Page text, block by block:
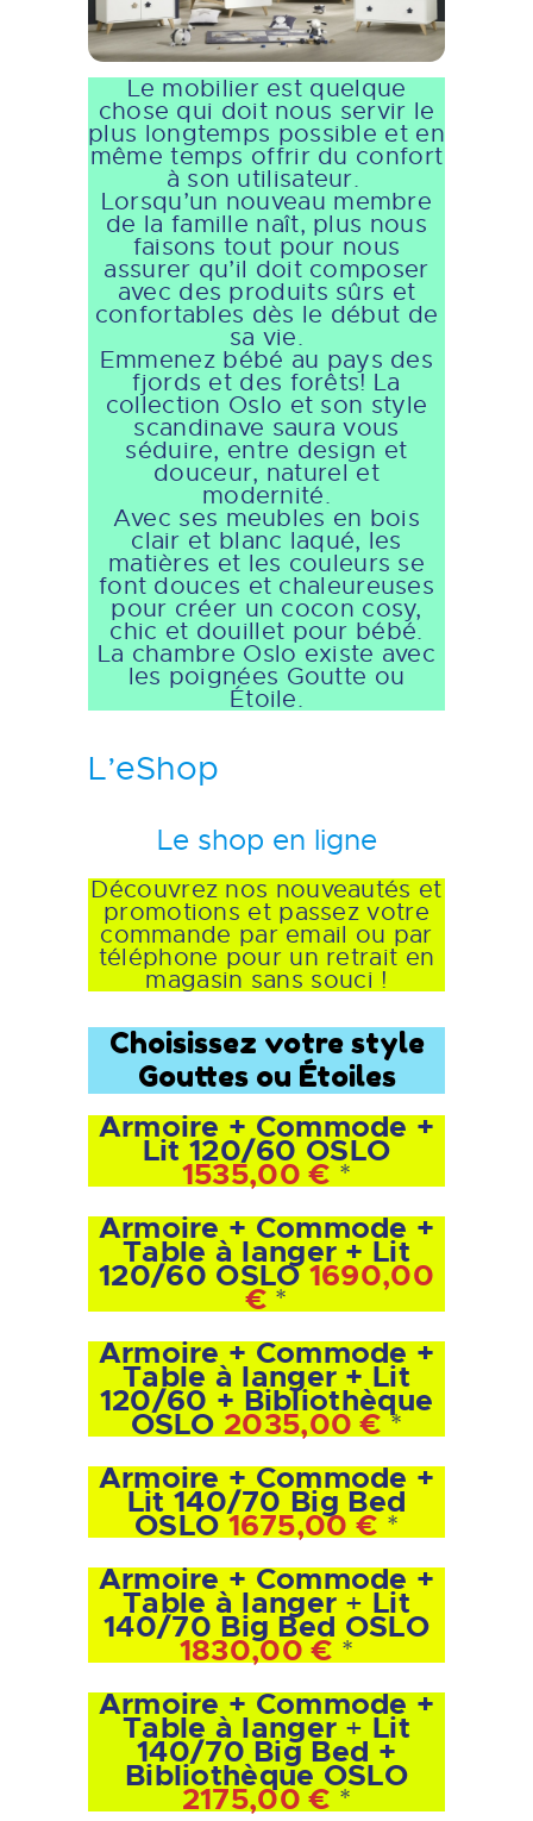
Le mobilier est quelque
chose qui doit nous servir le
plus longtemps possible et en
même temps offrir du confort
à son utilisateur.
Lorsqu’un nouveau membre
de la famille naît, plus nous
faisons tout pour nous
assurer qu’il doit composer
avec des produits sûrs et
confortables dès le début de
sa vie.
Emmenez bébé au pays des
fjords et des forêts! La
collection Oslo et son style
scandinave saura vous
séduire, entre design et
douceur, naturel et
modernité.
Avec ses meubles en bois
clair et blanc laqué, les
matières et les couleurs se
font douces et chaleureuses
pour créer un cocon cosy,
chic et douillet pour bébé.
La chambre Oslo existe avec
les poignées Goutte ou
Étoile.
L’eShop
Le shop en ligne
Découvrez nos nouveautés et
promotions et passez votre
commande par email ou par
téléphone pour un retrait en
magasin sans souci !
Choisissez votre style
Gouttes ou Étoiles
Armoire + Commode +
Lit 120/60 OSLO
1535,00 € *
Armoire + Commode +
Table à langer + Lit
120/60 OSLO1690,00
€*
Armoire + Commode +
Table à langer + Lit
120/60 + Bibliothèque
OSLO 2035,00 € *
Armoire + Commode +
Lit 140/70 Big Bed
OSLO1675,00 € *
Armoire + Commode +
Table à langer + Lit
140/70 Big Bed OSLO
1830,00 € *
Armoire + Commode +
Table à langer + Lit
140/70 Big Bed +
Bibliothèque OSLO
2175,00 € *